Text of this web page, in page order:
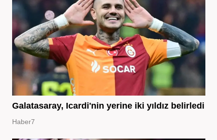
Galatasaray, Icardi'nin yerine iki yıldız belirledi
Haber7